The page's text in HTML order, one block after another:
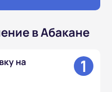
в Абакане
на
1